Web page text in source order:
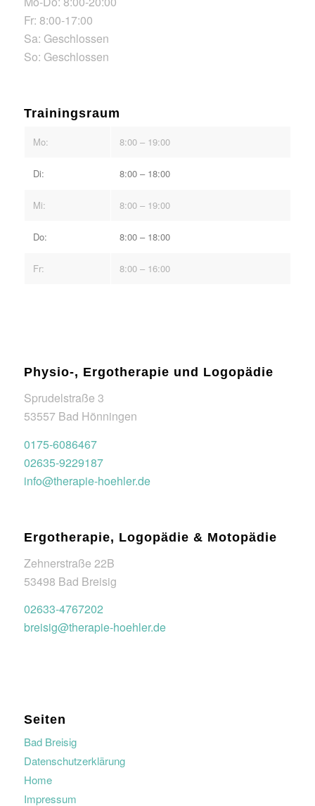
Fr: 8:00-17:00
Sa: Geschlossen
So: Geschlossen
Trainingsraum
Mo: 8:00 – 19:00
Di: 8:00 – 18:00
Mi: 8:00 – 19:00
Do: 8:00 – 18:00
Fr: 8:00 – 16:00
Physio-, Ergotherapie und Logopädie
Sprudelstraße 3
53557 Bad Hönningen
0175-6086467
02635-9229187
info@therapie-hoehler.de
Ergotherapie, Logopädie & Motopädie
Zehnerstraße 22B
53498 Bad Breisig
02633-4767202
breisig@therapie-hoehler.de
Seiten
Bad Breisig
Datenschutzerklärung
Home
Impressum